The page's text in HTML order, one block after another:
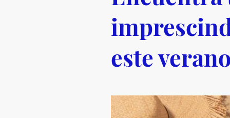
este